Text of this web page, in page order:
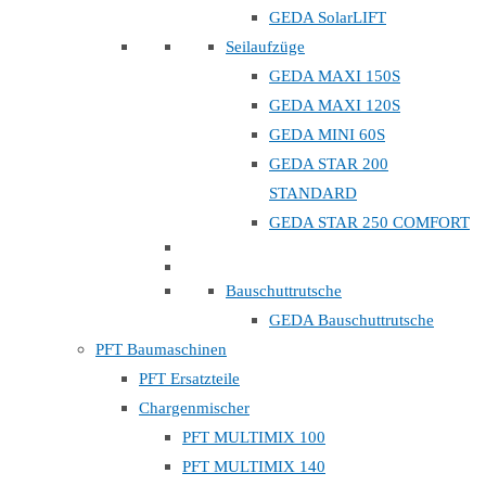
GEDA SolarLIFT
Seilaufzüge
GEDA MAXI 150S
GEDA MAXI 120S
GEDA MINI 60S
GEDA STAR 200
STANDARD
GEDA STAR 250 COMFORT
Bauschuttrutsche
GEDA Bauschuttrutsche
PFT Baumaschinen
PFT Ersatzteile
Chargenmischer
PFT MULTIMIX 100
PFT MULTIMIX 140